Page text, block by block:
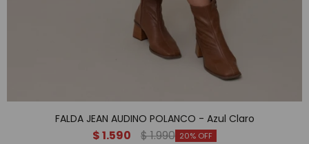
FALDA JEAN AUDINO POLANCO - Azul Claro
$1.590 $1.990 20